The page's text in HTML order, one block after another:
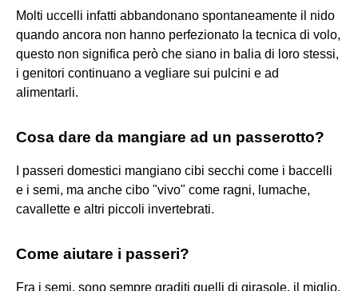
Molti uccelli infatti abbandonano spontaneamente il nido
quando ancora non hanno perfezionato la tecnica di volo,
questo non significa però che siano in balia di loro stessi,
i genitori continuano a vegliare sui pulcini e ad
alimentarli.
Cosa dare da mangiare ad un passerotto?
I passeri domestici mangiano cibi secchi come i baccelli
e i semi, ma anche cibo "vivo" come ragni, lumache,
cavallette e altri piccoli invertebrati.
Come aiutare i passeri?
Fra i semi, sono sempre graditi quelli di girasole, il miglio,